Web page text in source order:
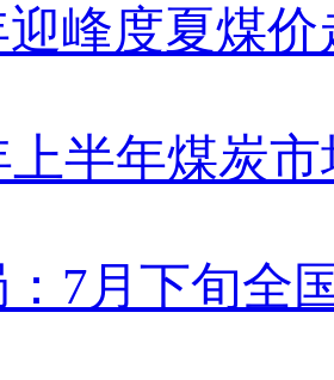
峰度夏煤价
上半年煤炭
7月下旬全